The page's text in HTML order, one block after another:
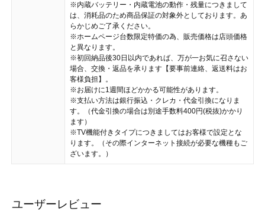
※内蔵バッテリー・内蔵電池の動作・残量につきまして
は、消耗品のため商品保証の対象外としております。あ
らかじめご了承ください。
※ホームページ台数限定特価の為、販売価格は店頭価格
と異なります。
※初回納品後30日以内であれば、万が一お気に召さない
場合、交換・返品を承ります【要事前連絡、返送料はお
客様負担】。
※お届けに1週間ほどかかる可能性があります。
※支払い方法は銀行振込・クレカ・代金引換になりま
す。（代金引換の場合は別途手数料400円(税抜)かかり
ます）
※TV機能付きタイプにつきましてはお客様で設定とな
ります。（その際インターネット接続が必要な機種もご
ざいます。）
ユーザーレビュー